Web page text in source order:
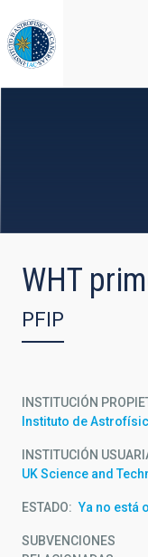
al
contenido
principal
WHT
PFIP
INSTITUCIÓN
Instituto de
INSTITUCIÓN
UK Science and
ESTADO Ya no está
SUBVENCIONES